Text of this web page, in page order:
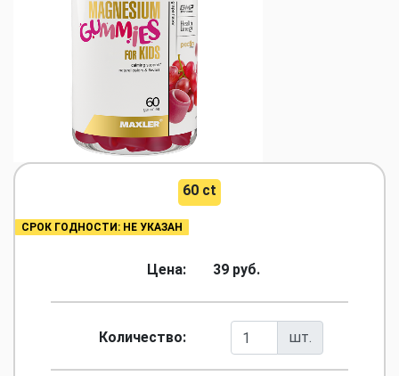
60 ct
СРОК ГОДНОСТИ: НЕ УКАЗАН
Цена: 39 руб.
Количество: шт.